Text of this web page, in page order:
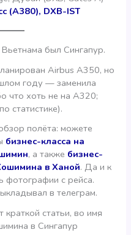
(A380), DXB-IST
был Сингапур.
Airbus A350, но
году — заменила
что хоть не на A320;
статистике).
полёта: можете
бизнес-класса на
, а также бизнес-
в Ханой. Да и к
фотографии с рейса.
в телеграм.
краткой статьи, во имя
в Сингапур